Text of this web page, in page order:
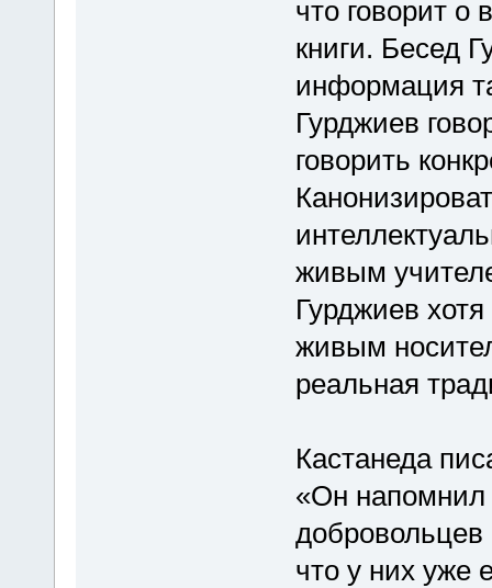
что говорит о
книги. Бесед
информация
Гурджиев
говорить
живым
Гурджиев
живым
реальная
Кастанеда
«Он напомнил
что у них уже